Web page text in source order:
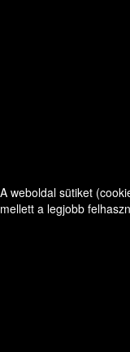
A weboldal sütiket
mellett a legjobb